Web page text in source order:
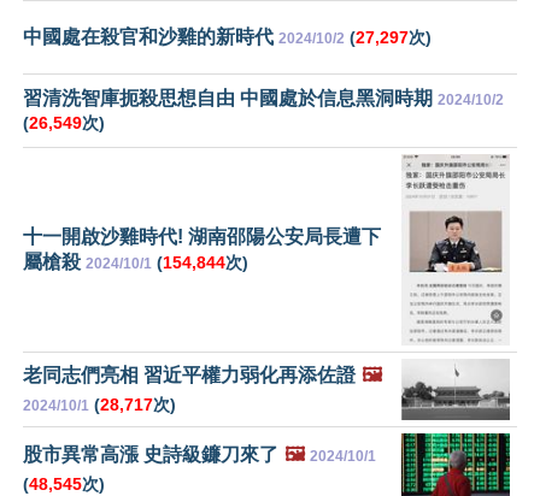
中國處在殺官和沙雞的新時代 2024/10/2 (27,297次)
習清洗智庫扼殺思想自由 中國處於信息黑洞時期 2024/10/2
(26,549次)
十一開啟沙雞時代! 湖南邵陽公安局長遭下
屬槍殺 2024/10/1 (154,844次)
老同志們亮相 習近平權力弱化再添佐證 🖼️
2024/10/1 (28,717次)
股市異常高漲 史詩級鐮刀來了 🖼️ 2024/10/1
(48,545次)